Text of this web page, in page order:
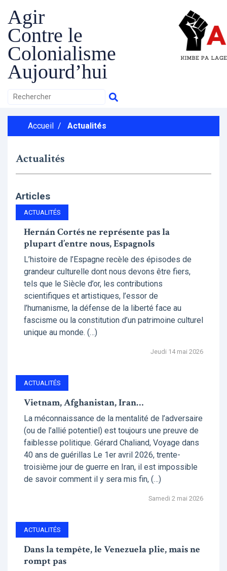
Agir
Contre le
Colonialisme
Aujourd’hui
Accueil / Actualités
Actualités
Articles
ACTUALITÉS
Hernán Cortés ne représente pas la
plupart d’entre nous, Espagnols
L’histoire de l’Espagne recèle des épisodes de
grandeur culturelle dont nous devons être fiers,
tels que le Siècle d’or, les contributions
scientifiques et artistiques, l’essor de
l’humanisme, la défense de la liberté face au
fascisme ou la constitution d’un patrimoine culturel
unique au monde. (…)
Jeudi 14 mai 2026
ACTUALITÉS
Vietnam, Afghanistan, Iran…
La méconnaissance de la mentalité de l’adversaire
(ou de l’allié potentiel) est toujours une preuve de
faiblesse politique. Gérard Chaliand, Voyage dans
40 ans de guérillas Le 1er avril 2026, trente-
troisième jour de guerre en Iran, il est impossible
de savoir comment il y sera mis fin, (…)
Samedi 2 mai 2026
ACTUALITÉS
Dans la tempête, le Venezuela plie, mais ne
rompt pas